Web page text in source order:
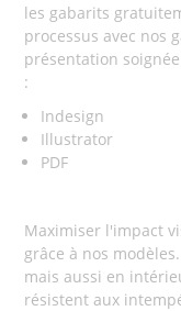
les gabarits
processus avec nos
présentation
:
Indesign
Illustrator
PDF
Maximiser l'impact
grâce à nos
mais aussi en
résistent aux